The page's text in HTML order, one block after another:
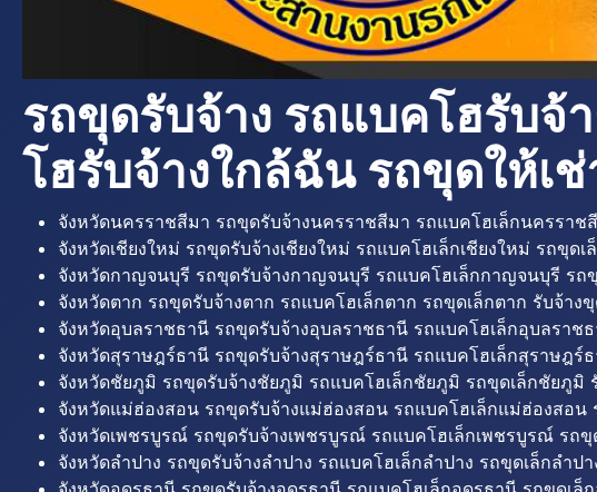
รถขุดรับจ้าง รถแบคโฮรับจ้
โฮรับจ้างใกล้ฉัน รถขุดให้เ
จังหวัดนครราชสีมา รถขุดรับจ้างนครราชสีมา รถแบคโฮเล็กนครรา
จังหวัดเชียงใหม่ รถขุดรับจ้างเชียงใหม่ รถแบคโฮเล็กเชียงใหม่ รถขุด
จังหวัดกาญจนบุรี รถขุดรับจ้างกาญจนบุรี รถแบคโฮเล็กกาญจนบุรี ร
จังหวัดตาก รถขุดรับจ้างตาก รถแบคโฮเล็กตาก รถขุดเล็กตาก รับจ้าง
จังหวัดอุบลราชธานี รถขุดรับจ้างอุบลราชธานี รถแบคโฮเล็กอุบลรา
จังหวัดสุราษฎร์ธานี รถขุดรับจ้างสุราษฎร์ธานี รถแบคโฮเล็กสุราษฎ
จังหวัดชัยภูมิ รถขุดรับจ้างชัยภูมิ รถแบคโฮเล็กชัยภูมิ รถขุดเล็กชัยภูมิ
จังหวัดแม่ฮ่องสอน รถขุดรับจ้างแม่ฮ่องสอน รถแบคโฮเล็กแม่ฮ่องสอ
จังหวัดเพชรบูรณ์ รถขุดรับจ้างเพชรบูรณ์ รถแบคโฮเล็กเพชรบูรณ์ ร
จังหวัดลำปาง รถขุดรับจ้างลำปาง รถแบคโฮเล็กลำปาง รถขุดเล็กลำป